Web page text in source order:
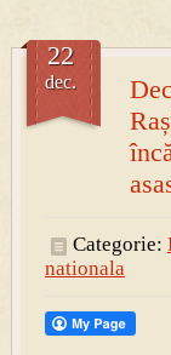
22
dec.
Categorie:
nationala